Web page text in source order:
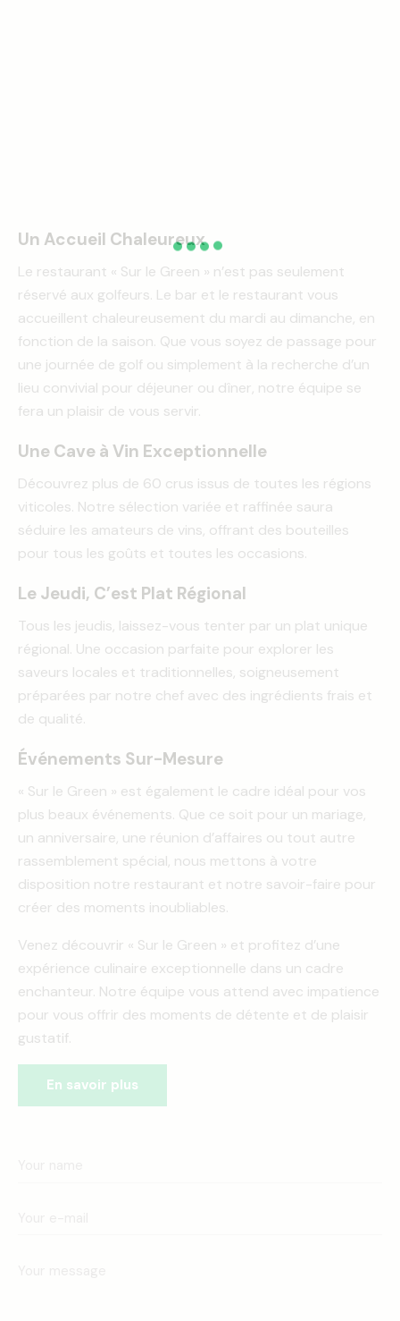
Un Accueil Chaleureux
Le restaurant « Sur le Green » n’est pas seulement
réservé aux golfeurs. Le bar et le restaurant vous
accueillent chaleureusement du mardi au dimanche, en
fonction de la saison. Que vous soyez de passage pour
une journée de golf ou simplement à la recherche d’un
lieu convivial pour déjeuner ou dîner, notre équipe se
fera un plaisir de vous servir.
Une Cave à Vin Exceptionnelle
Découvrez plus de 60 crus issus de toutes les régions
viticoles. Notre sélection variée et raffinée saura
séduire les amateurs de vins, offrant des bouteilles
pour tous les goûts et toutes les occasions.
Le Jeudi, C’est Plat Régional
Tous les jeudis, laissez-vous tenter par un plat unique
régional. Une occasion parfaite pour explorer les
saveurs locales et traditionnelles, soigneusement
préparées par notre chef avec des ingrédients frais et
de qualité.
Événements Sur-Mesure
« Sur le Green » est également le cadre idéal pour vos
plus beaux événements. Que ce soit pour un mariage,
un anniversaire, une réunion d’affaires ou tout autre
rassemblement spécial, nous mettons à votre
disposition notre restaurant et notre savoir-faire pour
créer des moments inoubliables.
Venez découvrir « Sur le Green » et profitez d’une
expérience culinaire exceptionnelle dans un cadre
enchanteur. Notre équipe vous attend avec impatience
pour vous offrir des moments de détente et de plaisir
gustatif.
En savoir plus